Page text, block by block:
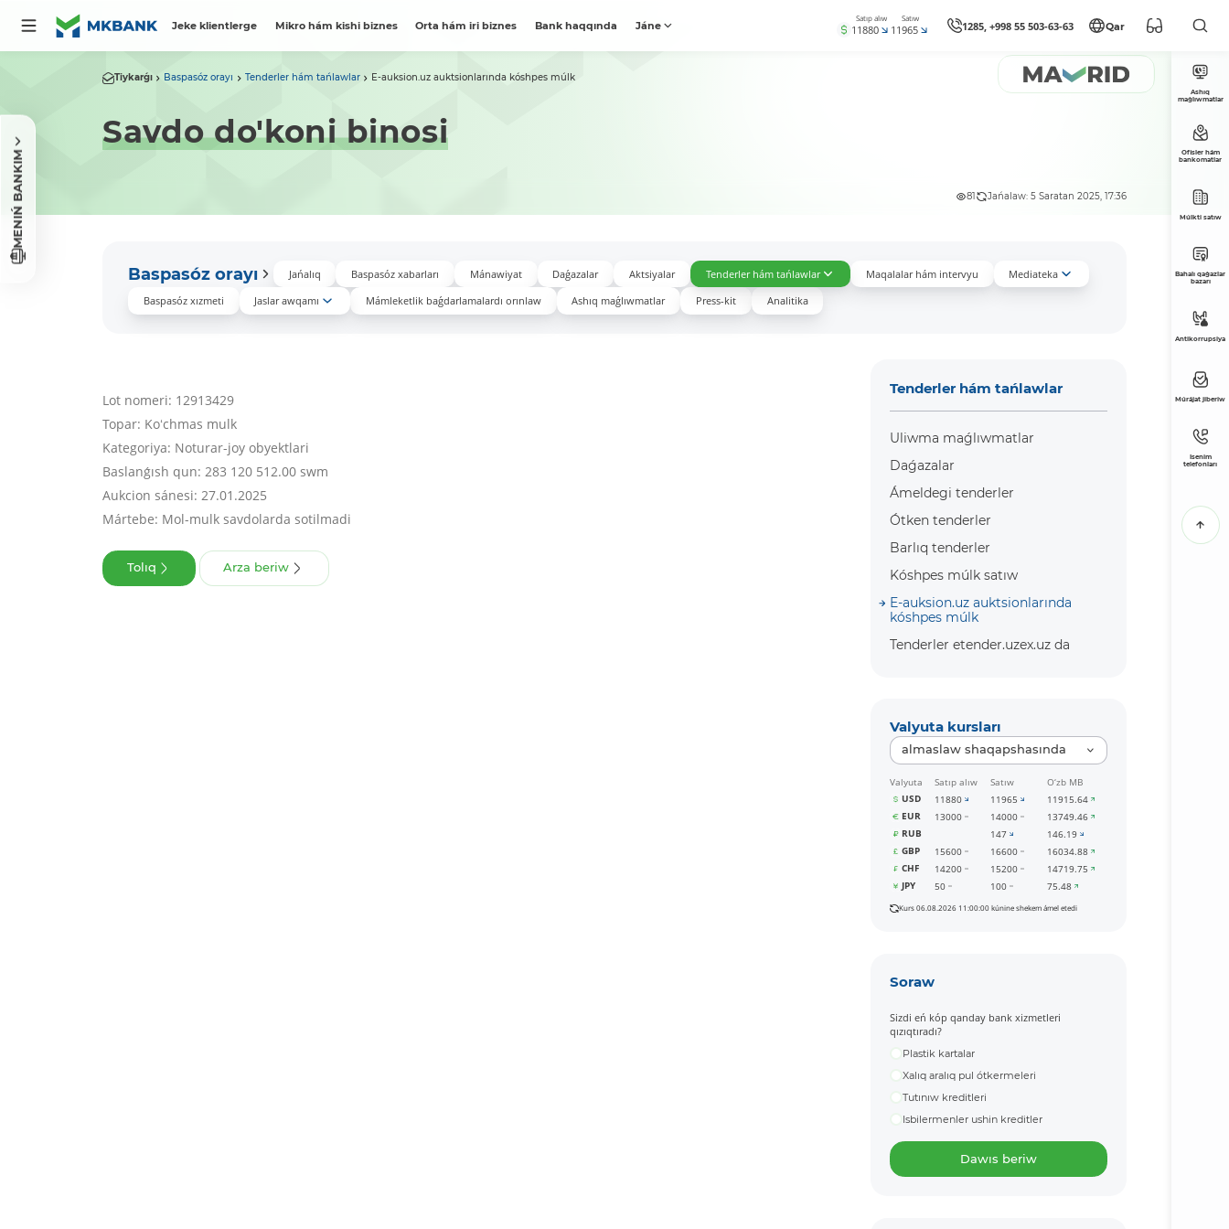
Jeke klientlerge Mikro hám kishi biznes Orta hám iri biznes Bank haqqında Jáne
Satıp alıw
11880
Satıw
11965 1285, +998 55 503-63-63 Qar
MENIŃ BANKIM
Tiykarǵı Baspasóz orayı Tenderler hám tańlawlar E-auksion.uz auktsionlarında kóshpes múlk
Savdo do'koni binosi
81 Jańalaw: 5 Saratan 2025, 17:36
Baspasóz orayı Jańalıq Baspasóz xabarları Mánawiyat Daǵazalar Aktsiyalar Tenderler hám tańlawlar Maqalalar hám intervyu
Mediateka
Baspasóz xızmeti
Jaslar awqamı Mámleketlik baǵdarlamalardı orınlaw Ashıq maǵlıwmatlar Press-kit Analitika
Lot nomeri: 12913429
Topar: Koʻchmas mulk
Kategoriya: Noturar-joy obyektlari
Baslanǵısh qun: 283 120 512.00 swm
Aukcion sánesi: 27.01.2025
Mártebe: Mol-mulk savdolarda sotilmadi
Tolıq Arza beriw
Tenderler hám tańlawlar
Uliwma maǵlıwmatlar
Daǵazalar
Ámeldegi tenderler
Ótken tenderler
Barlıq tenderler
Kóshpes múlk satıw
E-auksion.uz auktsionlarında
kóshpes múlk
Tenderler etender.uzex.uz da
Valyuta kursları
almaslaw shaqapshasında
Valyuta Satıp alıw Satıw
O‘zb MB
USD
11880 11965
11915.64
EUR
13000 14000
13749.46
RUB
147
146.19
GBP
15600 16600
16034.88
CHF
14200 15200
14719.75
JPY
50 100 75.48
Kurs 06.08.2026 11:00:00 kúnine shekem ámel etedi
Soraw
Sizdi eń kóp qanday bank xizmetleri
qızıqtıradı?
Plastik kartalar
Xalıq aralıq pul ótkermeleri
Tutınıw kreditleri
Isbilermenler ushin kreditler
Dawıs beriw
Ashıq
maǵlıwmatlar
Ofisler hám
bankomatlar
Múlkti satıw
Bahalı qaǵazlar
bazarı
Antikorrupsiya
Múrájat jiberiw
Isenim
telefonları